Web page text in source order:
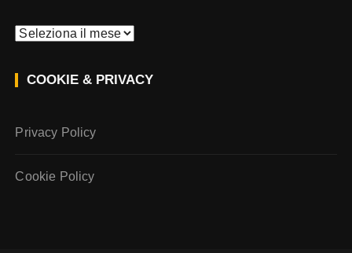
A
c
h
v
o
COOKIE & PRIVACY
Privacy Policy
Cookie Policy